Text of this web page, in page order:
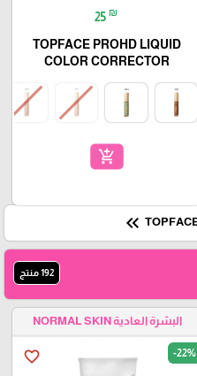
25 ₪
TOPFACE PROHD LIQUID
COLOR CORRECTOR
add_shopping_cart
keyboard_double_arrow_left
192 منتج
البشرة العادية NORMAL SKIN
favorite_border -22%